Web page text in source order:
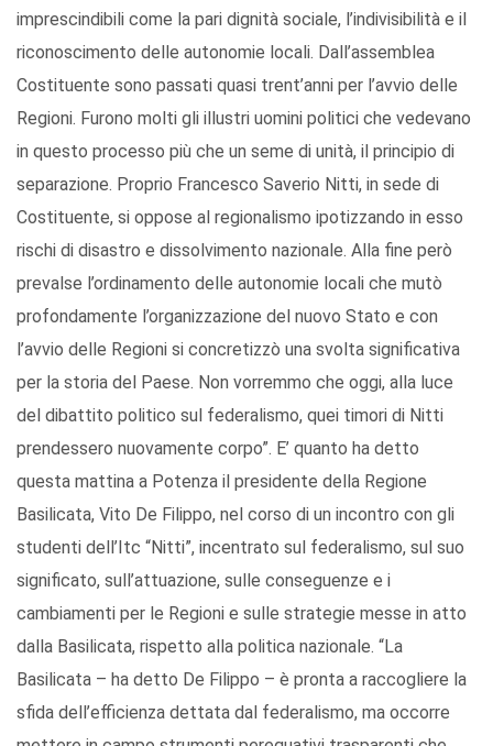
imprescindibili come la pari dignità sociale, l’indivisibilità e il
riconoscimento delle autonomie locali. Dall’assemblea
Costituente sono passati quasi trent’anni per l’avvio delle
Regioni. Furono molti gli illustri uomini politici che vedevano
in questo processo più che un seme di unità, il principio di
separazione. Proprio Francesco Saverio Nitti, in sede di
Costituente, si oppose al regionalismo ipotizzando in esso
rischi di disastro e dissolvimento nazionale. Alla fine però
prevalse l’ordinamento delle autonomie locali che mutò
profondamente l’organizzazione del nuovo Stato e con
l’avvio delle Regioni si concretizzò una svolta significativa
per la storia del Paese. Non vorremmo che oggi, alla luce
del dibattito politico sul federalismo, quei timori di Nitti
prendessero nuovamente corpo”. E’ quanto ha detto
questa mattina a Potenza il presidente della Regione
Basilicata, Vito De Filippo, nel corso di un incontro con gli
studenti dell’Itc “Nitti”, incentrato sul federalismo, sul suo
significato, sull’attuazione, sulle conseguenze e i
cambiamenti per le Regioni e sulle strategie messe in atto
dalla Basilicata, rispetto alla politica nazionale. “La
Basilicata – ha detto De Filippo – è pronta a raccogliere la
sfida dell’efficienza dettata dal federalismo, ma occorre